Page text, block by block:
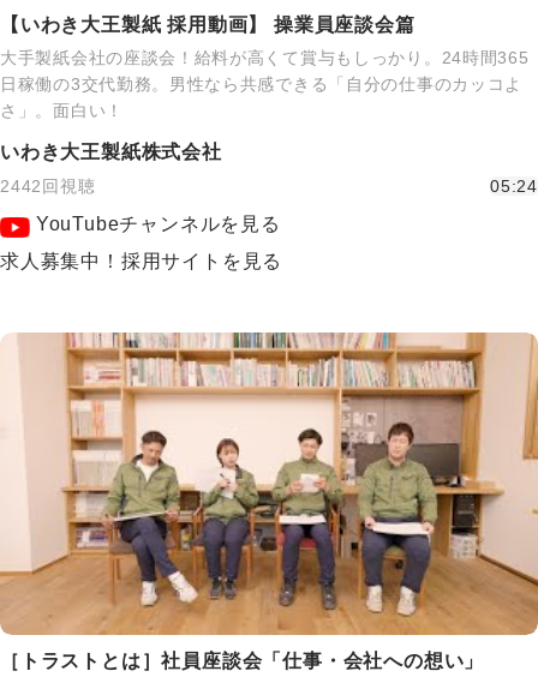
【いわき大王製紙 採用動画】 操業員座談会篇
大手製紙会社の座談会！給料が高くて賞与もしっかり。24時間365
日稼働の3交代勤務。男性なら共感できる「自分の仕事のカッコよ
さ」。面白い！
いわき大王製紙株式会社
2442回視聴 05:24
YouTubeチャンネルを見る
求人募集中！採用サイトを見る
［トラストとは］社員座談会「仕事・会社への想い」